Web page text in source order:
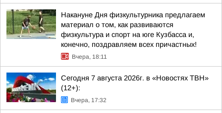
Накануне Дня физкультурника предлагаем
материал о том, как развиваются
физкультура и спорт на юге Кузбасса и,
конечно, поздравляем всех причастных!
Вчера, 18:11
Сегодня 7 августа 2026г. в «Новостях ТВН»
(12+):
Вчера, 17:32